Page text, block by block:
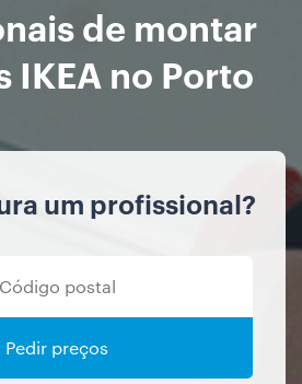
de montar
IKEA no Porto
um profissional?
Pedir preços